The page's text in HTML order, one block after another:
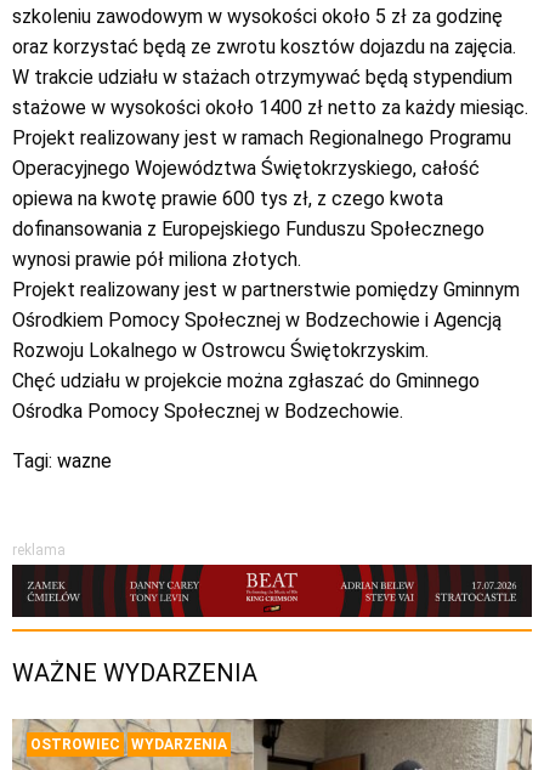
szkoleniu zawodowym w wysokości około 5 zł za godzinę
oraz korzystać będą ze zwrotu kosztów dojazdu na zajęcia.
W trakcie udziału w stażach otrzymywać będą stypendium
stażowe w wysokości około 1400 zł netto za każdy miesiąc.
Projekt realizowany jest w ramach Regionalnego Programu
Operacyjnego Województwa Świętokrzyskiego, całość
opiewa na kwotę prawie 600 tys zł, z czego kwota
dofinansowania z Europejskiego Funduszu Społecznego
wynosi prawie pół miliona złotych.
Projekt realizowany jest w partnerstwie pomiędzy Gminnym
Ośrodkiem Pomocy Społecznej w Bodzechowie i Agencją
Rozwoju Lokalnego w Ostrowcu Świętokrzyskim.
Chęć udziału w projekcie można zgłaszać do Gminnego
Ośrodka Pomocy Społecznej w Bodzechowie.
Tagi: wazne
reklama
WAŻNE WYDARZENIA
OSTROWIEC WYDARZENIA